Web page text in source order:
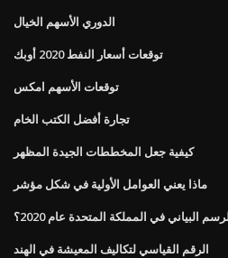
الدوري الأسهم الخيال
توقعات أسعار النفط 2020 أوبك
توقعات الأسهم امكس
تجارة أفضل الكتب الخام
كيفية جعل المخططات الجيدة المظهر
ماذا يعني العوامل الأولية في شكل مؤشر
البياني في المملكة المتحدة عام 2020؟
الرقم القياسي لتكاليف المعيشة في الهند